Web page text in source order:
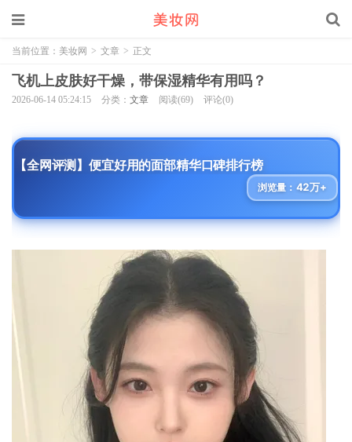
当前位置： 美妆网 > 文章 > 正文
飞机上皮肤好干燥，带保湿精华有用吗？
2026-06-14 05:24:15 分类： 文章 阅读(69) 评论(0)
【全网评测】便宜好用的面部精华口碑排行榜
浏览量： 42万+